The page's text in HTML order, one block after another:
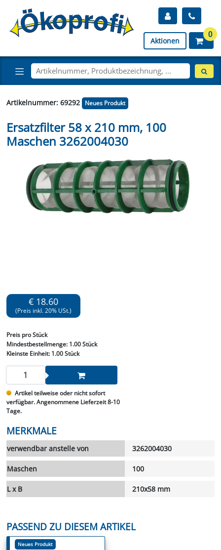
Aktionen
0
Artikelnummer: 69292 Neues Produkt
Ersatzfilter 58 x 210 mm, 100
Maschen 3262004030
€ 18.60
(Preis inkl. 20% USt.)
Preis pro Stück
Mindestbestellmenge: 1.00 Stück
Kleinste Einheit:1.00 Stück
Artikel teilweise oder nicht sofort
verfügbar. Angenommene Lieferzeit 8-10
Tage.
MERKMALE
verwendbar anstelle von 3262004030
Maschen 100
L x B 210x58 mm
PASSEND ZU DIESEM ARTIKEL
Neues Produkt